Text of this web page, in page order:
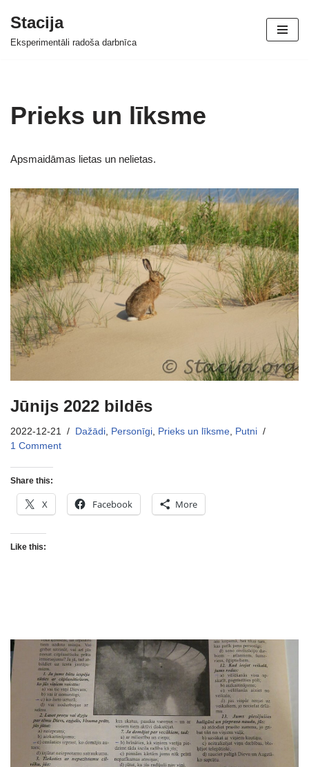
Skip
Stacija
Eksperimentāli radoša darbnīca
Prieks un līksme
Apsmaidāmas lietas un nelietas.
Jūnijs 2022 bildēs
2022-12-21 Dažādi Personīgi Prieks un līksme Putni
1 Comment
Share this:
X Facebook More
Like this: